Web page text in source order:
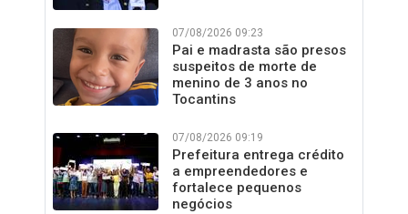
07/08/2026 09:23
Pai e madrasta são presos
suspeitos de morte de
menino de 3 anos no
Tocantins
07/08/2026 09:19
Prefeitura entrega crédito
a empreendedores e
fortalece pequenos
negócios